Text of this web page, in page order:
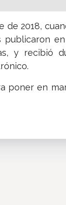
de 2018,
publicaron
y recibió
poner en